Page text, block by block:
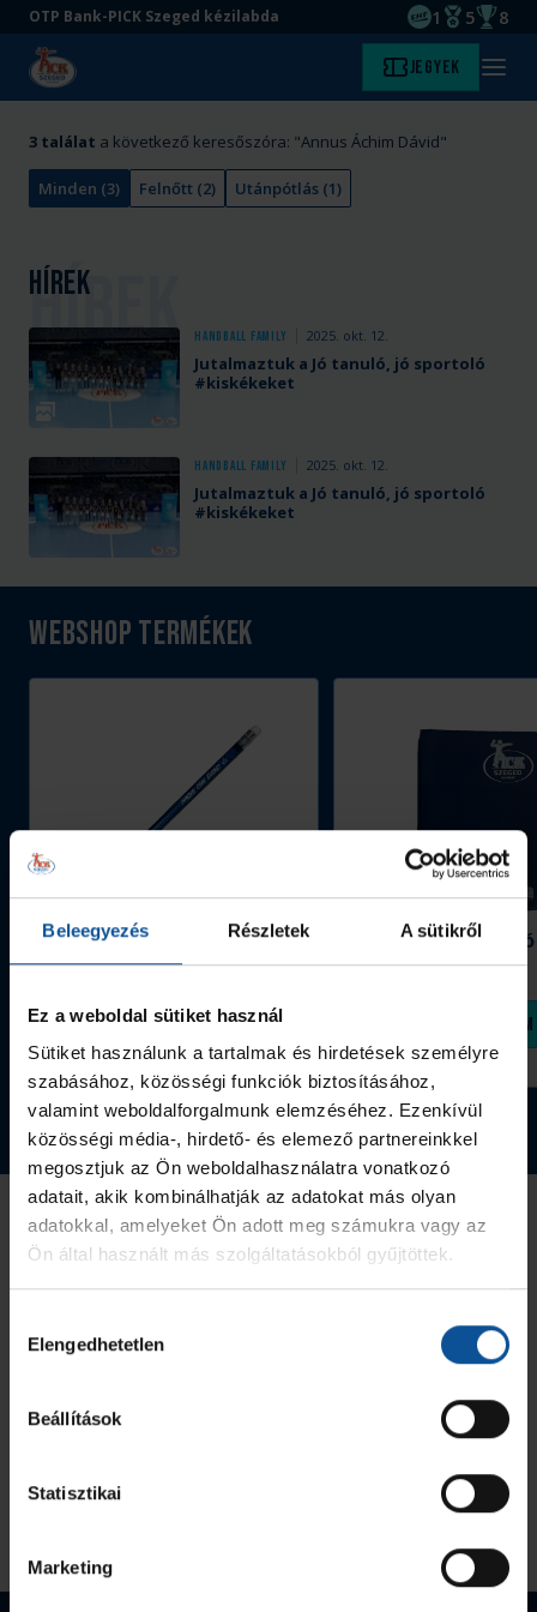
Beleegyezés Részletek A sütikről
Ez a weboldal sütiket használ
Sütiket használunk a tartalmak és hirdetések személyre
szabásához, közösségi funkciók biztosításához,
valamint weboldalforgalmunk elemzéséhez. Ezenkívül
közösségi média-, hirdető- és elemező partnereinkkel
megosztjuk az Ön weboldalhasználatra vonatkozó
adatait, akik kombinálhatják az adatokat más olyan
adatokkal, amelyeket Ön adott meg számukra vagy az
Ön által használt más szolgáltatásokból gyűjtöttek.
kiválasztása
Elengedhetetlen
Beállítások
Statisztikai
Marketing
Ugrás
fő
Ugrás
oldal
OTP Bank-PICK Szeged kézilabda
EHF
1
Magyar
5 8
Kezdőlap Jegyek Menü
3 találat a következő keresőszóra: "Annus Áchim Dávid"
Minden (3) Felnőtt (2) Utánpótlás (1)
Hírek
Galéria
Handball Family 2025. okt. 12.
Jutalmaztuk a Jó tanuló, jó sportoló
#kiskékeket
A
szombati
NB
bajnoki
mérkőzés
a
Jó
tanuló,
#kiskékeket.
Handball Family 2025. okt. 12.
Jutalmaztuk a Jó tanuló, jó sportoló
#kiskékeket
A
szombati
NB
mérkőzés
tanuló,
jó
sportoló
Webshop termékek
Tovább a webshopra
Grafitceruza 25/26
390 Ft
Megvásárolom
Szeged
Megvásárolom